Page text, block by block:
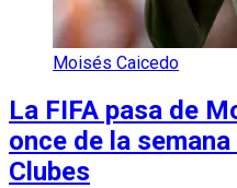
Moisés Caicedo
La FIFA pasa de
once de la
Clubes